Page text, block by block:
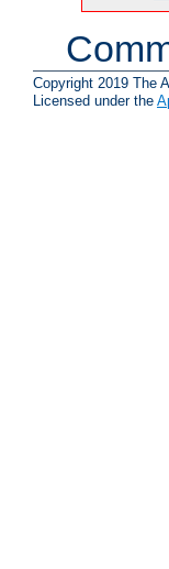
Copyright 2019 The
Licensed under the